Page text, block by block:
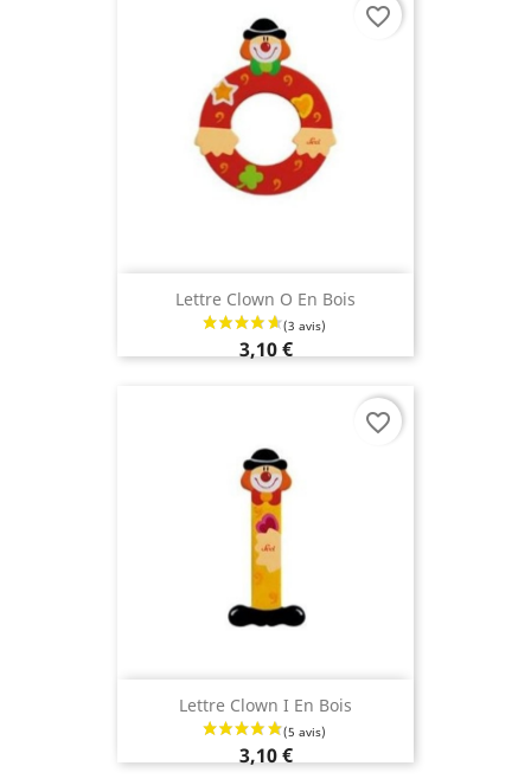
Lettre Clown O En Bois
3,10 €
favorite_border
Lettre Clown I En Bois
3,10 €
favorite_border